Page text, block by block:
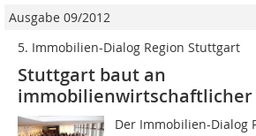
Ausgabe 09/2012
5. Immobilien-Dialog Region Stuttgart
Stuttgart baut an
Der Immobilien-Dialog